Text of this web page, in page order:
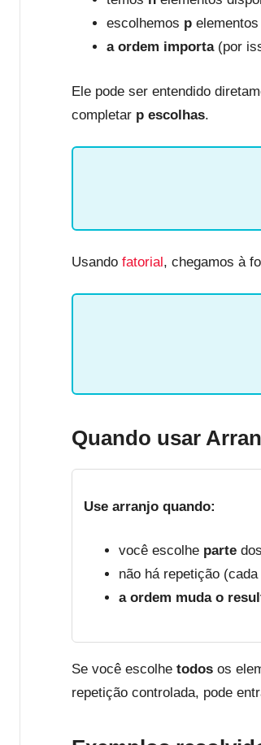
escolhemos p
a ordem importa(por
Ele pode ser entendido
completar p escolhas.
Usando fatorial , chegamos à
Quando usar
Use arranjo quando:
você escolhe parte
não há repetição
a ordem muda o
Se você escolhe todos os
repetição controlada, pode